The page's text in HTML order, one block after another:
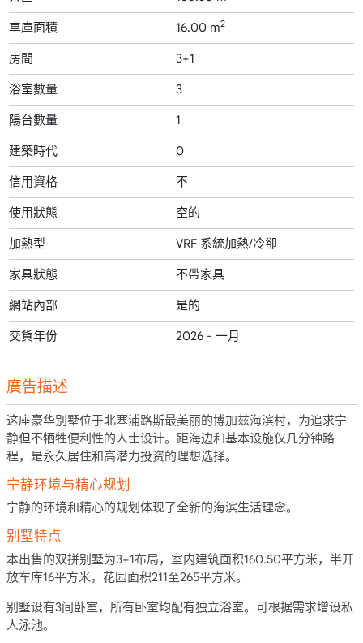
車庫面積 16.00 m2
房間 3+1
浴室數量 3
陽台數量 1
建築時代 0
信用資格 不
使用狀態 空的
加熱型 VRF 系統加熱/冷卻
家具狀態 不帶家具
網站內部 是的
交貨年份 2026 - 一月
廣告描述
这座豪华别墅位于北塞浦路斯最美丽的博加兹海滨村，为追求宁
静但不牺牲便利性的人士设计。距海边和基本设施仅几分钟路
程，是永久居住和高潜力投资的理想选择。
宁静环境与精心规划
宁静的环境和精心的规划体现了全新的海滨生活理念。
别墅特点
本出售的双拼别墅为3+1布局，室内建筑面积160.50平方米，半开
放车库16平方米，花园面积211至265平方米。
别墅设有3间卧室，所有卧室均配有独立浴室。可根据需求增设私
人泳池。